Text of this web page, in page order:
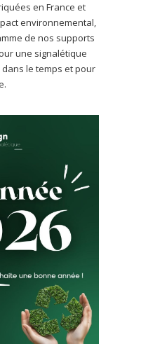
en France et
environnemental,
de nos supports
une signalétique
le temps et pour